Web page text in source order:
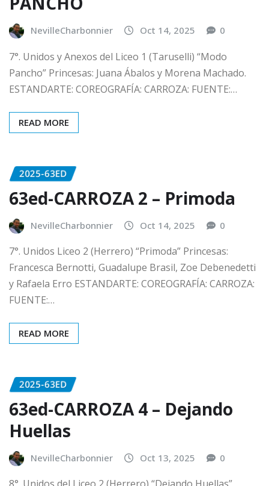
NevilleCharbonnier Oct 14, 2025 0
7°. Unidos y Anexos del Liceo 1 (Taruselli) “Modo
Pancho” Princesas: Juana Ábalos y Morena Machado.
ESTANDARTE: COREOGRAFÍA: CARROZA: FUENTE:…
READ MORE
2025-63ED
63ed-CARROZA 2 – Primoda
NevilleCharbonnier Oct 14, 2025 0
7°. Unidos Liceo 2 (Herrero) “Primoda” Princesas:
Francesca Bernotti, Guadalupe Brasil, Zoe Debenedetti
y Rafaela Erro ESTANDARTE: COREOGRAFÍA: CARROZA:
FUENTE:…
READ MORE
2025-63ED
63ed-CARROZA 4 – Dejando
Huellas
NevilleCharbonnier Oct 13, 2025 0